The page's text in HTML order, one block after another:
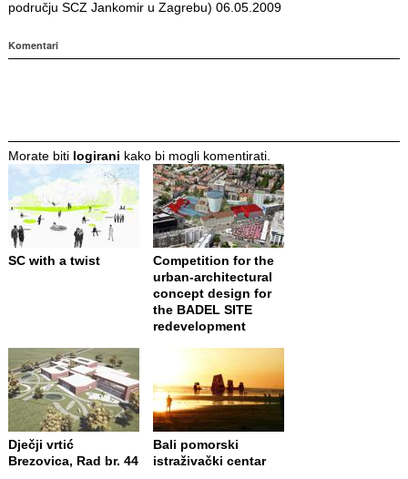
području SCZ Jankomir u Zagrebu) 06.05.2009
Komentari
Morate biti logirani kako bi mogli komentirati.
SC with a twist
Competition for the
urban-architectural
concept design for
the BADEL SITE
redevelopment
Dječji vrtić
Brezovica, Rad br. 44
Bali pomorski
istraživački centar